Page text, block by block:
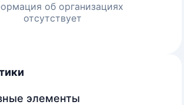
об организациях
отсутствует
элементы